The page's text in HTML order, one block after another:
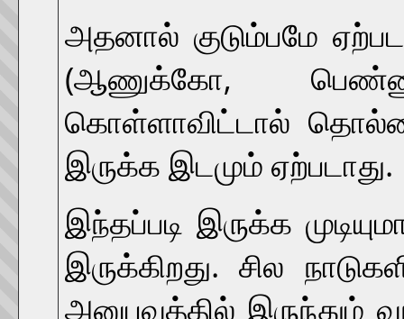
அதனால் குடும்பமே
(ஆணுக்கோ,
கொள்ளாவிட்டால்
இருக்க இடமும் ஏற்படாது.
இந்தப்படி இருக்க
இருக்கிறது. சில
அனுபவத்தில் இருந்தும்